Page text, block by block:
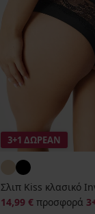
3+1 ΔΩΡΕΑΝ
Σλιπ Kiss κλασικό
14,99 € προσφορά